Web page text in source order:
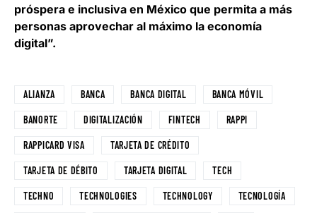
próspera e inclusiva en México que permita a más
personas aprovechar al máximo la economía
digital”.
ALIANZA BANCA BANCA DIGITAL BANCA MÓVIL
BANORTE DIGITALIZACIÓN FINTECH RAPPI
RAPPICARD VISA TARJETA DE CRÉDITO
TARJETA DE DÉBITO TARJETA DIGITAL TECH
TECHNO TECHNOLOGIES TECHNOLOGY TECNOLOGÍA